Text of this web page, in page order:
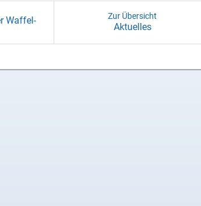
Waf­fel­
Zur Übersicht
Ak­tu­el­les